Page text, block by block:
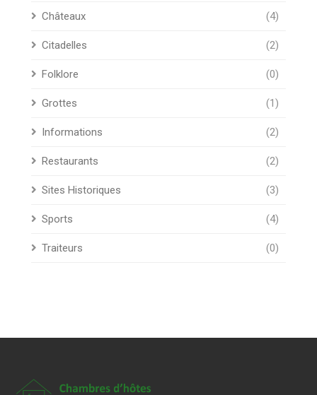
Châteaux (4)
Citadelles (2)
Folklore (0)
Grottes (1)
Informations (2)
Restaurants (2)
Sites Historiques (3)
Sports (4)
Traiteurs (0)